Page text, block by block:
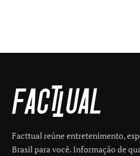
Facttual reúne entretenimento,
Brasil para você. Informação de